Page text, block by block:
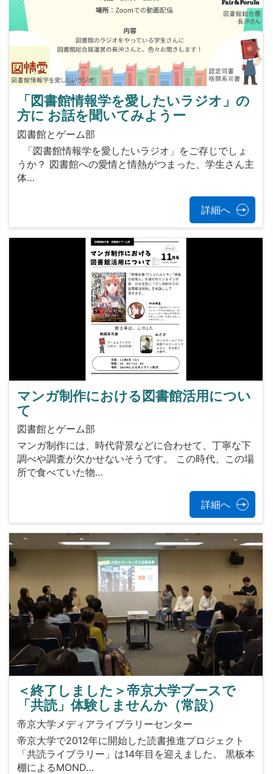
「図書館情報学を愛したいラジオ」の
方に お話を聞いてみようー
図書館とゲーム部
「図書館情報学を愛したいラジオ」をご存じでしょ
うか？ 図書館への愛情と情熱がつまった、学生さん主
体…
詳細へ
マンガ制作における図書館活用につい
て
図書館とゲーム部
マンガ制作には、時代背景などに合わせて、丁寧な下
調べや調査が欠かせないそうです。 この時代、この場
所で食べていた物…
詳細へ
＜終了しました＞帝京大学ブースで
「共読」体験しませんか（常設）
帝京大学メディアライブラリーセンター
帝京大学で2012年に開始した読書推進プロジェクト
「共読ライブラリー」は14年目を迎えました。 黒板本
棚によるMOND…